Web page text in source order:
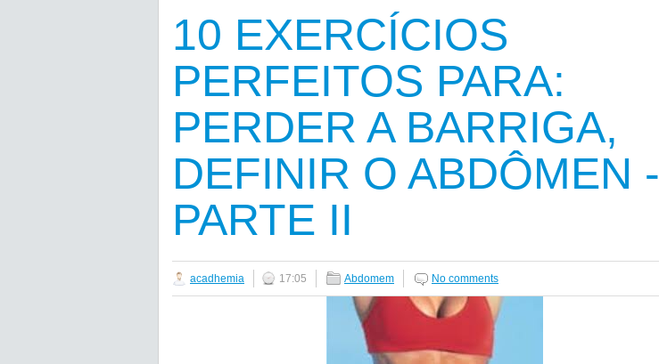
10 EXERCÍCIOS
PERFEITOS PARA:
PERDER A BARRIGA,
DEFINIR O ABDÔMEN -
PARTE II
acadhemia 17:05 Abdomem No comments